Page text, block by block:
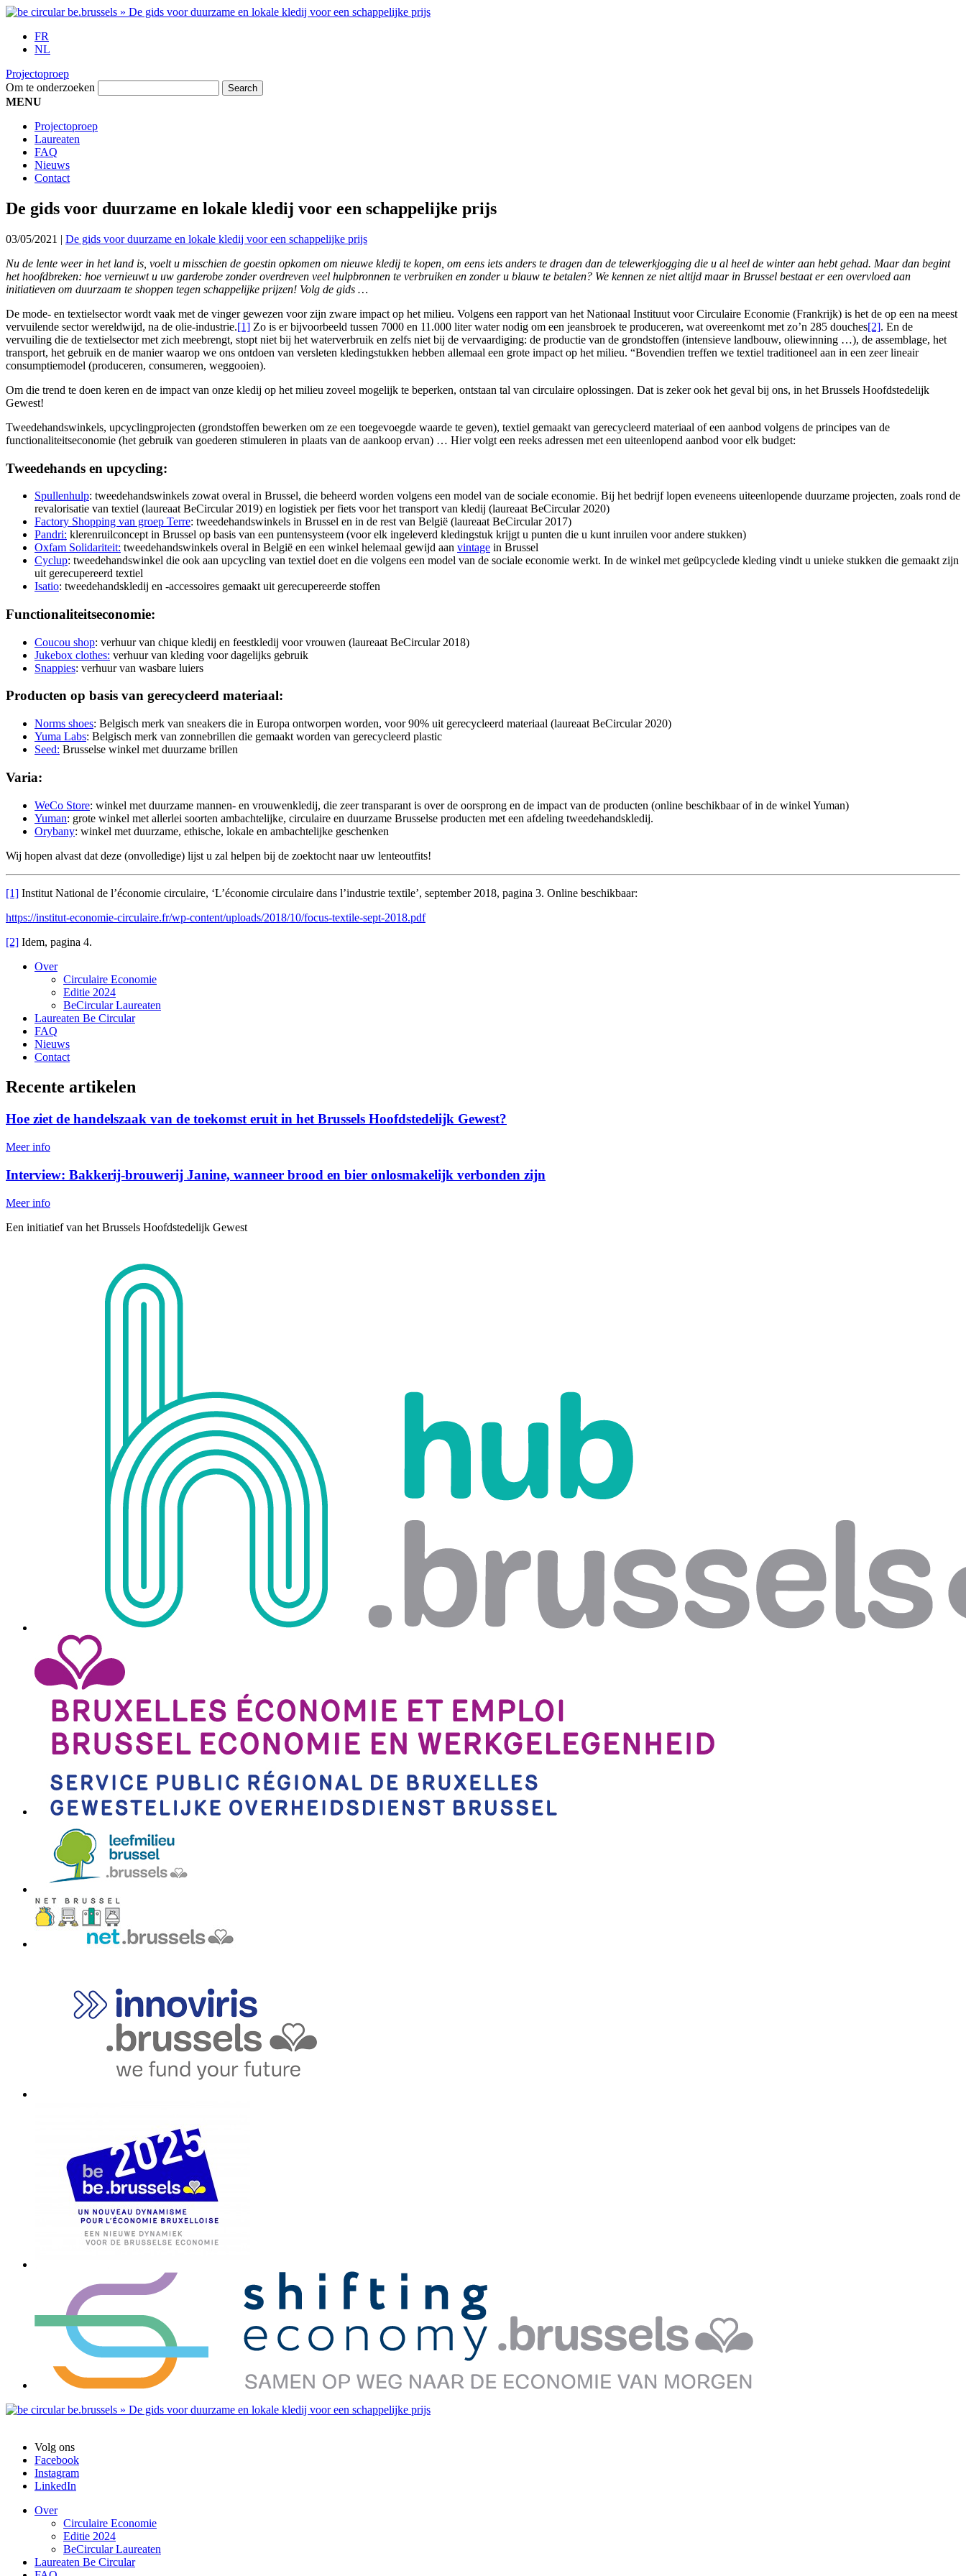
FR
NL
Projectoproep
Om te onderzoeken
MENU
Projectoproep
Laureaten
FAQ
Nieuws
Contact
De gids voor duurzame en lokale kledij voor een schappelijke prijs
03/05/2021 | De gids voor duurzame en lokale kledij voor een schappelijke prijs
Nu de lente weer in het land is, voelt u misschien de goestin opkomen om nieuwe kledij te kopen, om eens iets anders te dragen dan de telewerkjogging die u al heel de winter aan hebt gehad. Maar dan begint
het hoofdbreken: hoe vernieuwt u uw garderobe zonder overdreven veel hulpbronnen te verbruiken en zonder u blauw te betalen? We kennen ze niet altijd maar in Brussel bestaat er een overvloed aan
initiatieven om duurzaam te shoppen tegen schappelijke prijzen! Volg de gids …
De mode- en textielsector wordt vaak met de vinger gewezen voor zijn zware impact op het milieu. Volgens een rapport van het Nationaal Instituut voor Circulaire Economie (Frankrijk) is het de op een na meest
vervuilende sector wereldwijd, na de olie-industrie.[1] Zo is er bijvoorbeeld tussen 7000 en 11.000 liter water nodig om een jeansbroek te produceren, wat overeenkomt met zo’n 285 douches[2]. En de
vervuiling die de textielsector met zich meebrengt, stopt niet bij het waterverbruik en zelfs niet bij de vervaardiging: de productie van de grondstoffen (intensieve landbouw, oliewinning …), de assemblage, het
transport, het gebruik en de manier waarop we ons ontdoen van versleten kledingstukken hebben allemaal een grote impact op het milieu. “Bovendien treffen we textiel traditioneel aan in een zeer lineair
consumptiemodel (produceren, consumeren, weggooien).
Om die trend te doen keren en de impact van onze kledij op het milieu zoveel mogelijk te beperken, ontstaan tal van circulaire oplossingen. Dat is zeker ook het geval bij ons, in het Brussels Hoofdstedelijk
Gewest!
Tweedehandswinkels, upcyclingprojecten (grondstoffen bewerken om ze een toegevoegde waarde te geven), textiel gemaakt van gerecycleerd materiaal of een aanbod volgens de principes van de
functionaliteitseconomie (het gebruik van goederen stimuleren in plaats van de aankoop ervan) … Hier volgt een reeks adressen met een uiteenlopend aanbod voor elk budget:
Tweedehands en upcycling:
Spullenhulp: tweedehandswinkels zowat overal in Brussel, die beheerd worden volgens een model van de sociale economie. Bij het bedrijf lopen eveneens uiteenlopende duurzame projecten, zoals rond de
revalorisatie van textiel (laureaat BeCircular 2019) en logistiek per fiets voor het transport van kledij (laureaat BeCircular 2020)
Factory Shopping van groep Terre: tweedehandswinkels in Brussel en in de rest van België (laureaat BeCircular 2017)
Pandri: klerenruilconcept in Brussel op basis van een puntensysteem (voor elk ingeleverd kledingstuk krijgt u punten die u kunt inruilen voor andere stukken)
Oxfam Solidariteit: tweedehandswinkels overal in België en een winkel helemaal gewijd aan vintage in Brussel
Cyclup: tweedehandswinkel die ook aan upcycling van textiel doet en die volgens een model van de sociale economie werkt. In de winkel met geüpcyclede kleding vindt u unieke stukken die gemaakt zijn
uit gerecupereerd textiel
Isatio: tweedehandskledij en -accessoires gemaakt uit gerecupereerde stoffen
Functionaliteitseconomie:
Coucou shop: verhuur van chique kledij en feestkledij voor vrouwen (laureaat BeCircular 2018)
Jukebox clothes: verhuur van kleding voor dagelijks gebruik
Snappies: verhuur van wasbare luiers
Producten op basis van gerecycleerd materiaal:
Norms shoes: Belgisch merk van sneakers die in Europa ontworpen worden, voor 90% uit gerecycleerd materiaal (laureaat BeCircular 2020)
Yuma Labs: Belgisch merk van zonnebrillen die gemaakt worden van gerecycleerd plastic
Seed: Brusselse winkel met duurzame brillen
Varia:
WeCo Store: winkel met duurzame mannen- en vrouwenkledij, die zeer transparant is over de oorsprong en de impact van de producten (online beschikbaar of in de winkel Yuman)
Yuman: grote winkel met allerlei soorten ambachtelijke, circulaire en duurzame Brusselse producten met een afdeling tweedehandskledij.
Orybany: winkel met duurzame, ethische, lokale en ambachtelijke geschenken
Wij hopen alvast dat deze (onvolledige) lijst u zal helpen bij de zoektocht naar uw lenteoutfits!
[1] Institut National de l’économie circulaire, ‘L’économie circulaire dans l’industrie textile’, september 2018, pagina 3. Online beschikbaar:
https://institut-economie-circulaire.fr/wp-content/uploads/2018/10/focus-textile-sept-2018.pdf
[2] Idem, pagina 4.
Over
Circulaire Economie
Editie 2024
BeCircular Laureaten
Laureaten Be Circular
FAQ
Nieuws
Contact
Recente artikelen
Hoe ziet de handelszaak van de toekomst eruit in het Brussels Hoofdstedelijk Gewest?
Meer info
Interview: Bakkerij-brouwerij Janine, wanneer brood en bier onlosmakelijk verbonden zijn
Meer info
Een initiatief van het Brussels Hoofdstedelijk Gewest
Volg ons
Facebook
Instagram
LinkedIn
Over
Circulaire Economie
Editie 2024
BeCircular Laureaten
Laureaten Be Circular